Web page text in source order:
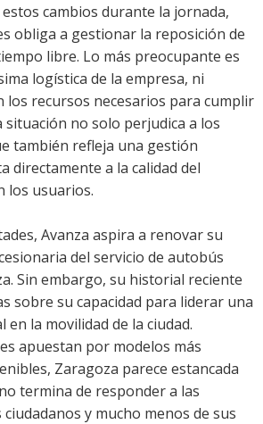
cambios durante la jornada,
obliga a gestionar la reposición de
libre. Lo más preocupante es
logística de la empresa, ni
los recursos necesarios para cumplir
situación no solo perjudica a los
también refleja una gestión
directamente a la calidad del
los usuarios.
Avanza aspira a renovar su
del servicio de autobús
Sin embargo, su historial reciente
sobre su capacidad para liderar una
la movilidad de la ciudad.
apuestan por modelos más
Zaragoza parece estancada
termina de responder a las
y mucho menos de sus